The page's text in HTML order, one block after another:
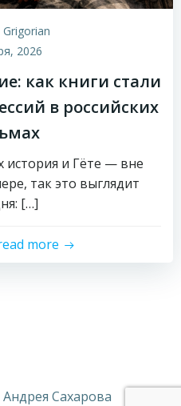
Grigorian
2026
как книги стали
в российских
история и Гёте — вне
так это выглядит
[…]
more
Сахарова